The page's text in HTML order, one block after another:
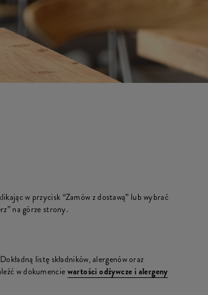
w przycisk “Zamów z dostawą” lub wybrać
na górze strony.
listę składników, alergenów oraz
w dokumenciewartości odżywcze i alergeny